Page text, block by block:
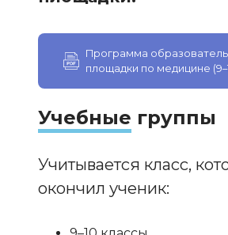
Программа
площадки по медицине
Учебные группы
Учитывается класс,
окончил ученик: